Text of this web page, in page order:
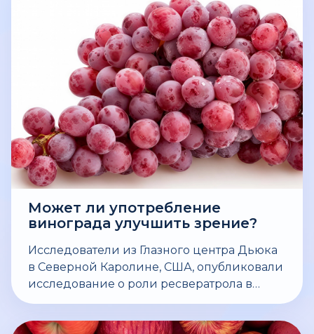
Может ли употребление
винограда улучшить зрение?
Исследователи из Глазного центра Дьюка
в Северной Каролине, США, опубликовали
исследование о роли ресвератрола в
профилактике глаукомы.